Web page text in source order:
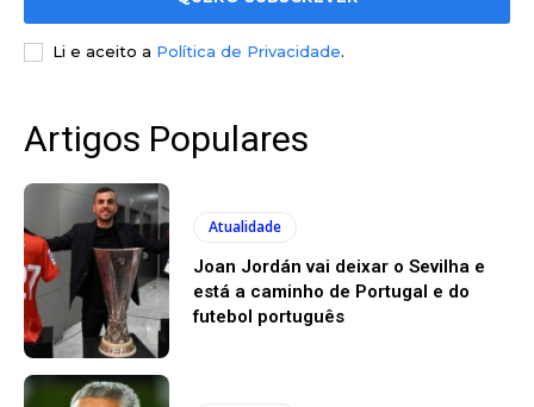
Li e aceito a Política de Privacidade.
Artigos Populares
Atualidade
Joan Jordán vai deixar o Sevilha e
está a caminho de Portugal e do
futebol português